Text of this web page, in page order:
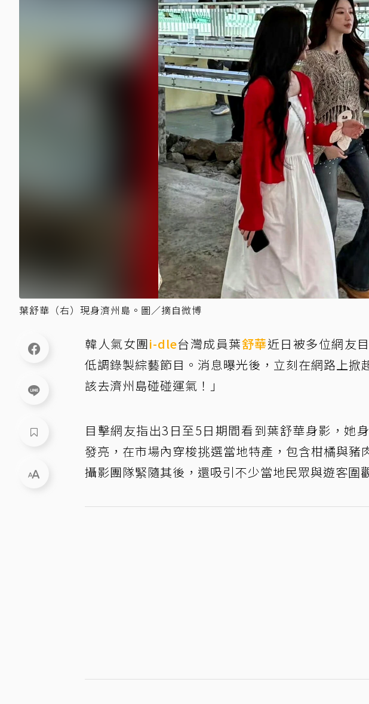
葉舒華（右）現身濟州島。圖／摘自微博
韓人氣女團i-dle台灣成員葉舒華近日被多位網友
低調錄製綜藝節目。消息曝光後，立刻在網路上掀
該去濟州島碰碰運氣！」
目擊網友指出3日至5日期間看到葉舒華身影，她
發亮，在市場內穿梭挑選當地特產，包含柑橘與豬
攝影團隊緊隨其後，還吸引不少當地民眾與遊客圍